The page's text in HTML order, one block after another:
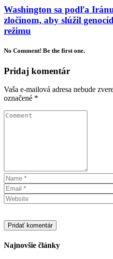
Washington sa podľa
zločinom, aby slúžil
režimu
No Comment! Be the first one.
Pridaj komentár
Vaša e-mailová adresa nebude
označené *
Najnovšie články